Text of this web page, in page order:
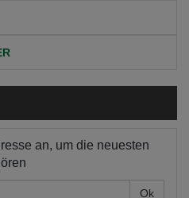
an, um die neuesten